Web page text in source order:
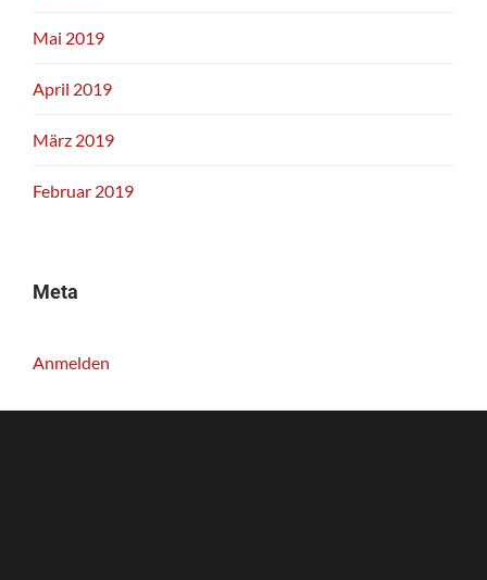
Mai 2019
April 2019
März 2019
Februar 2019
Meta
Anmelden